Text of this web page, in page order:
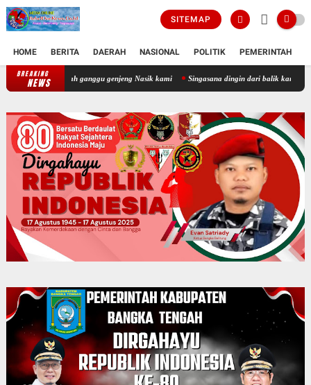
SITEMAP
HOME BERITA DAERAH NASIONAL POLITIK PEMERINTAH
BREAKING
NEWSselalu di beritakan negatif tempat kerjanya eno dan andr jadilah ganggu